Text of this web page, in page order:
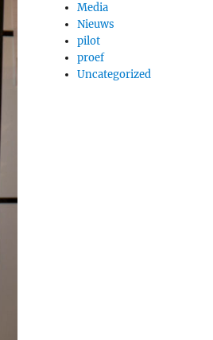
Media
Nieuws
pilot
proef
Uncategorized